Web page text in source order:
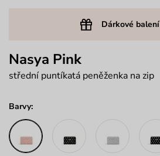
Dárkové balení
Nasya Pink
střední puntíkatá peněženka na zip
Barvy: